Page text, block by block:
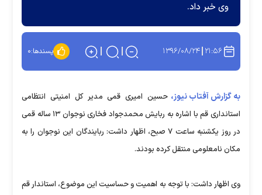
وی خبر داد.
۲۱:۵۶ ۱۳۹۶/۰۸/۲۴ پسندها:۰
به گزارش آفتاب نیوز، حسین امیری قمی مدیر کل امنیتی انتظامی
استانداری قم با اشاره به ربایش محمدجواد فخاری نوجوان ۱۳ ساله قمی
در روز یکشنبه ساعت ۷ صبح، اظهار داشت: ربایندگان این نوجوان را به
مکان نامعلومی منتقل کرده بودند.
وی اظهار داشت: با توجه به اهمیت و حساسیت این موضوع، استاندار قم